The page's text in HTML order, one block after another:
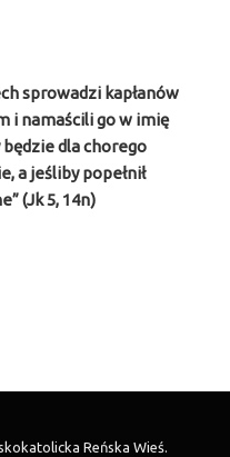
sprowadzi kapłanów
i namaścili go w imię
dla chorego
a jeśliby popełnił
(Jk 5, 14n)
Reńska Wieś.